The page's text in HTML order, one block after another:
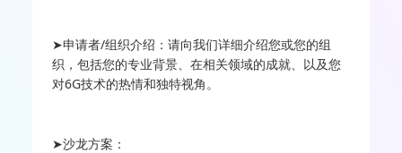
➤申请者/组织介绍：请向我们详细介绍您或您的组
织，包括您的专业背景、在相关领域的成就、以及您
对6G技术的热情和独特视角。
➤沙龙方案：